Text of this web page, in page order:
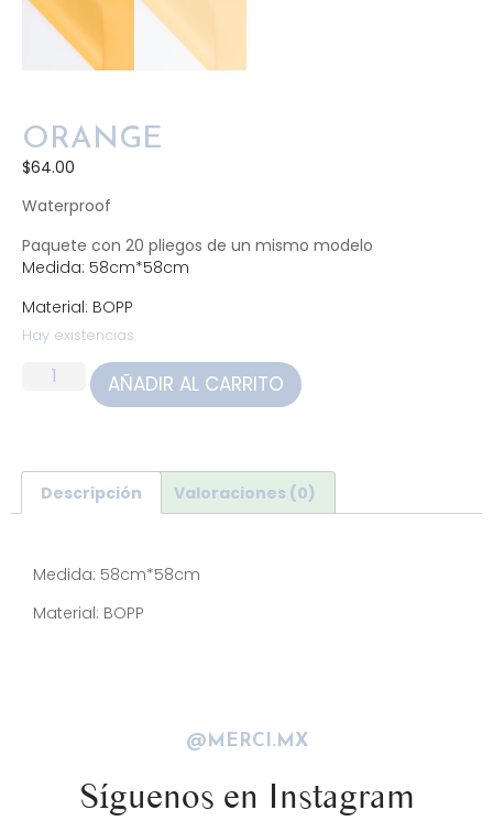
ORANGE
$64.00
Waterproof
Paquete con 20 pliegos de un mismo modelo
Medida: 58cm*58cm
Material: BOPP
Hay existencias
AÑADIR AL CARRITO
Descripción Valoraciones (0)
Medida: 58cm*58cm
Material: BOPP
@MERCI.MX
Síguenos en Instagram